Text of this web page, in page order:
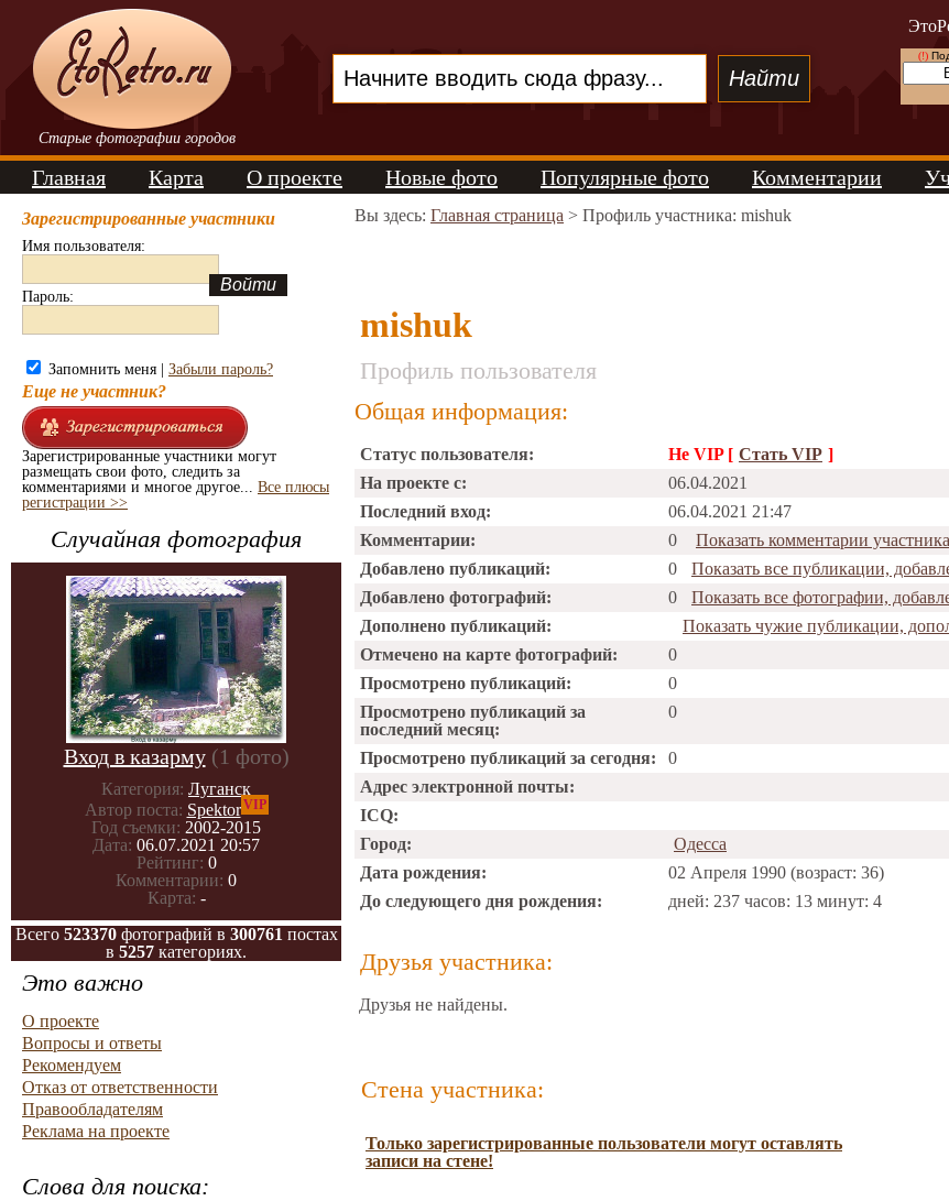
Старые фотографии городов
(!)
Главная Карта О проекте Новые фото Популярные фото Комментарии
Зарегистрированные участники
Имя пользователя:
Пароль:
Запомнить меня | Забыли пароль?
Еще не участник?
Зарегистрированные участники могут
размещать свои фото, следить за
комментариями и многое другое... Все плюсы
регистрации >>
Случайная фотография
Вход в казарму (1 фото)
Категория: Луганск
Автор поста: SpektorVIP
Год съемки: 2002-2015
Дата: 06.07.2021 20:57
Рейтинг: 0
Комментарии: 0
Карта: -
Всего 523370фотографий в 300761 постах
в 5257 категориях.
Это важно
О проекте
Вопросы и ответы
Рекомендуем
Отказ от ответственности
Правообладателям
Реклама на проекте
Слова для поиска:
Вы здесь: Главная страница > Профиль участника: mishuk
mishuk
Профиль пользователя
Общая информация:
Статус пользователя: Не VIP [ Стать VIP ]
На проекте с:
06.04.2021
Последний вход:
06.04.2021 21:47
Комментарии:
0
Показать комментарии участника
Добавлено публикаций:
0
Показать все публикации,
Добавлено фотографий:
0
Показать все фотографии,
Дополнено публикаций:
Показать чужие публикации,
Отмечено на карте фотографий:
0
Просмотрено публикаций:
0
Просмотрено публикаций за
последний месяц:
0
Просмотрено публикаций за сегодня:
0
Адрес электронной почты:
ICQ:
Город:
Одесса
Дата рождения:
02 Апреля 1990 (возраст: 36)
До следующего дня рождения:
дней: 237 часов: 13 минут: 4
Друзья участника:
Друзья не найдены.
Стена участника:
Только зарегистрированные пользователи могут оставлять
записи на стене!